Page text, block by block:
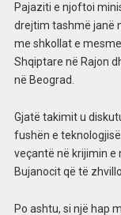
Pajaziti e njoftoi
drejtim tashmë janë
me shkollat e
Shqiptare në Rajon
në Beograd.
Gjatë takimit u
fushën e
veçantë në krijimin
Bujanocit që të
Po ashtu, si një hap